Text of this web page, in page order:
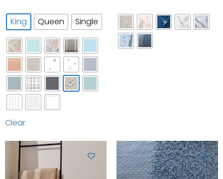
King Queen Single
Clear